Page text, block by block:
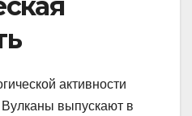
активности
Вулканы выпускают в